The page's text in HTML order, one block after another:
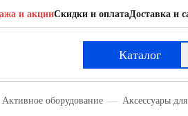
и акцииСкидки и оплатаДоставка и
Каталог
Активное оборудование Аксессуары